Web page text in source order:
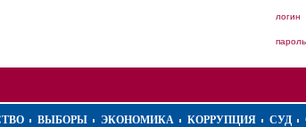
логин
пароль
ВЫБОРЫ ЭКОНОМИКА КОРРУПЦИЯ СУД